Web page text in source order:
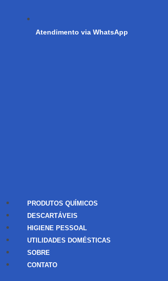
Atendimento via WhatsApp
PRODUTOS QUÍMICOS
DESCARTÁVEIS
HIGIENE PESSOAL
UTILIDADES DOMÉSTICAS
SOBRE
CONTATO